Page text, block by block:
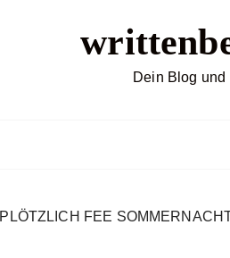
Dein Blog und
PLÖTZLICH FEE